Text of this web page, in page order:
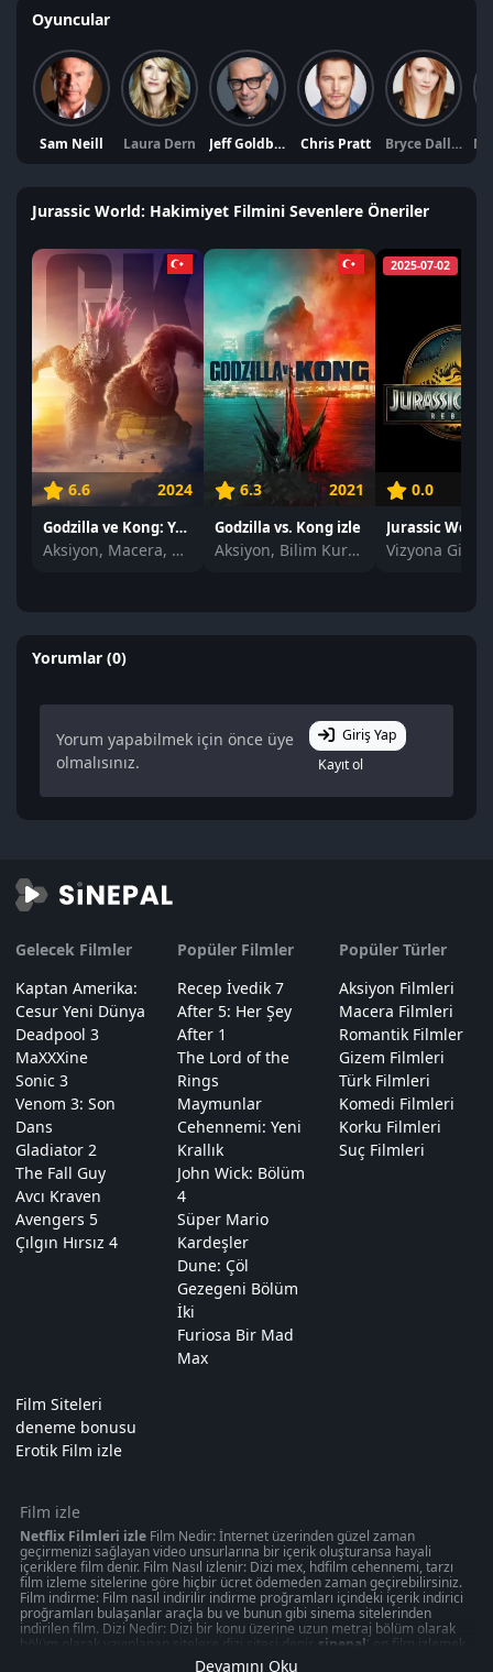
Oyuncular
Sam Neill Laura Dern Jeff Goldblum Chris Pratt Bryce Dallas Howard
Jurassic World: Hakimiyet Filmini Sevenlere Öneriler
6.6 2024
Godzilla ve Kong: Yeni İmparatorluk izle
Aksiyon, Macera, Bilim Kurgu
6.3 2021
Godzilla vs. Kong izle
Aksiyon, Bilim Kurgu, Gerilim
2025-07-02
0.0
Vizyona
Yorumlar (0)
Yorum yapabilmek için önce üye
olmalısınız.
Giriş Yap
Kayıt ol
Gelecek Filmler
Kaptan Amerika:
Cesur Yeni Dünya
Deadpool 3
MaXXXine
Sonic 3
Venom 3: Son
Dans
Gladiator 2
The Fall Guy
Avcı Kraven
Avengers 5
Çılgın Hırsız 4
Popüler Filmler
Recep İvedik 7
After 5: Her Şey
After 1
The Lord of the
Rings
Maymunlar
Cehennemi: Yeni
Krallık
John Wick: Bölüm
4
Süper Mario
Kardeşler
Dune: Çöl
Gezegeni Bölüm
İki
Furiosa Bir Mad
Max
Popüler Türler
Aksiyon Filmleri
Macera Filmleri
Romantik Filmler
Gizem Filmleri
Türk Filmleri
Komedi Filmleri
Korku Filmleri
Suç Filmleri
Film Siteleri
deneme bonusu
Erotik Film izle
Film izle
Netflix Filmleri izleFilm Nedir: İnternet üzerinden güzel zaman
geçirmenizi sağlayan video unsurlarına bir içerik oluşturansa hayali
içeriklere film denir. Film Nasıl izlenir: Dizi mex, hdfilm cehennemi, tarzı
film izleme sitelerine göre hiçbir ücret ödemeden zaman geçirebilirsiniz.
Film indirme: Film nasıl indirilir indirme proğramları içindeki içerik indirici
proğramları bulaşanlar araçla bu ve bunun gibi sinema sitelerinden
indirilen film. Dizi Nedir: Dizi bir konu üzerine uzun metraj bölüm olarak
bölüm olarak yayınlanan sitelere dizi sitesi denir. sinepal' on film izlemek
50 kategoride " türkçeyle ilgili olabilecek 1080p kalitede aksiyon, macera
Devamını Oku